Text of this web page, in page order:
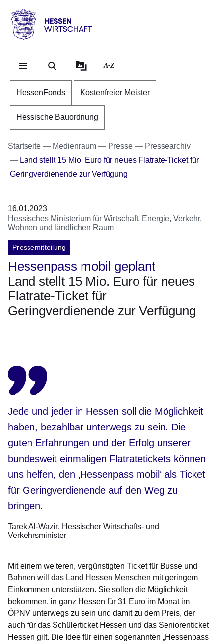
Hessen
Wirtschaft
A-Z
HessenFonds Kostenfreier Meister
Hessische Bauordnung
Startseite Medienraum Presse
Pressearchiv
Land stellt 15 Mio. Euro für neues Flatrate-Ticket für
Geringverdienende zur Verfügung
16.01.2023
Hessisches Ministerium für Wirtschaft, Energie, Verkehr,
Wohnen und ländlichen Raum
Pressemitteilung
Hessenpass mobil geplant
Land stellt 15 Mio. Euro für neues
Flatrate-Ticket für
Geringverdienende zur Verfügung
Jede und jeder in Hessen soll die Möglichkeit
haben, bezahlbar unterwegs zu sein. Die
guten Erfahrungen und der Erfolg unserer
bundesweit einmaligen Flatratetickets können
uns helfen, den ‚Hessenpass mobil‘ als Ticket
für Geringverdienende auf den Weg zu
bringen.
Tarek Al-Wazir Hessischer Wirtschafts- und
Verkehrsminister
Mit einem weiteren, vergünstigten Ticket für Busse und
Bahnen will das Land Hessen Menschen mit geringem
Einkommen unterstützen. Sie sollen die Möglichkeit
bekommen, in ganz Hessen für 31 Euro im Monat im
ÖPNV unterwegs zu sein und damit zu dem Preis, der
auch für das Schülerticket Hessen und das Seniorenticket
Hessen gilt. Die Idee für einen sogenannten „Hessenpass